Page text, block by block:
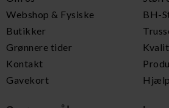
Webshop & Fysiske
Butikker
Grønnere tider
Kontakt
Gavekort
BH-